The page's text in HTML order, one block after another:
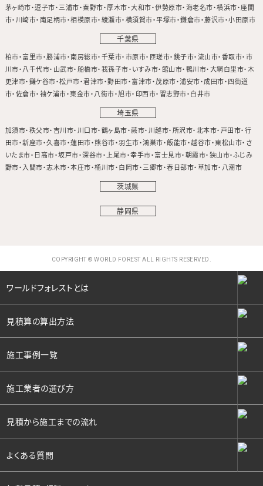
茅ヶ崎市 逗子市 三浦市 秦野市 厚木市 大和市 伊勢原市 海老名市 横浜市 座間
市 川崎市 南足柄市 相模原市 綾瀬市 横須賀市 平塚市 鎌倉市 藤沢市 小田原市
千葉県
柏市 富里市 勝浦市 南房総市 千葉市 市原市 匝瑳市 銚子市 流山市 香取市 市
川市 八千代市 山武市 船橋市 我孫子市 いすみ市 館山市 鴨川市 大網白里市 木
更津市 鎌ケ谷市 松戸市 君津市 野田市 富津市 茂原市 浦安市 成田市 四街道
市 佐倉市 袖ケ浦市 東金市 八街市 旭市 印西市 習志野市 白井市
埼玉県
加須市 秩父市 吉川市 川口市 鶴ヶ島市 蕨市 川越市 所沢市 北本市 戸田市 行
田市 新座市 久喜市 蓮田市 熊谷市 羽生市 鴻巣市 飯能市 越谷市 東松山市 さ
いたま市 日高市 坂戸市 深谷市 上尾市 幸手市 富士見市 朝霞市 狭山市 ふじみ
野市 入間市 志木市 本庄市 桶川市 白岡市 三郷市 春日部市 草加市 八潮市
茨城県
静岡県
COPYRIGHT © WORLD FOREST ALL RIGHTS RESERVED.
ワールドフォレストとは
見積算の算出方法
施工事例一覧
施工業者の選び方
見積から施工までの流れ
よくある質問